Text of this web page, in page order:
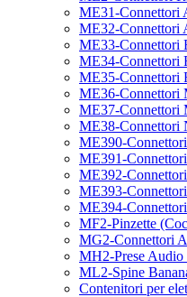
ME31-Connettori
ME32-Connettori
ME33-Connettori
ME34-Connettori
ME35-Connettori
ME36-Connettori
ME37-
ME38-Connettori
ME390-
ME391-
ME392-
ME393-
ME394-
MF2-Pinzette
MG2-Connettori
MH2-Prese Audio
ML2-Spine
Contenitori per